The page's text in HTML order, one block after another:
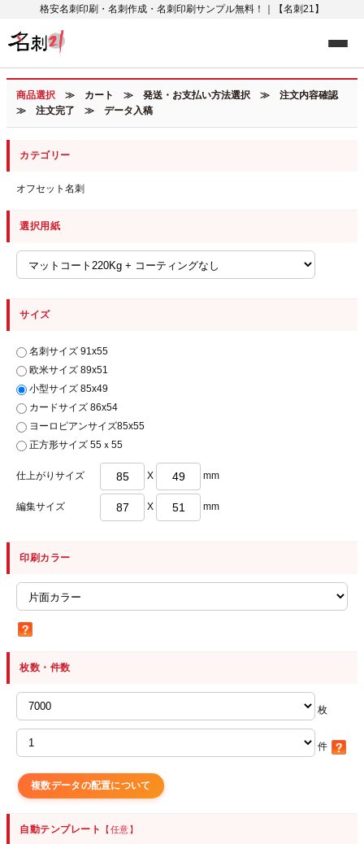
格安名刺印刷・名刺作成・名刺印刷サンプル無料！｜【名刺21】
商品選択 ≫ カート ≫ 発送・お支払い方法選択 ≫ 注文内容確認
≫ 注文完了 ≫ データ入稿
カテゴリー
オフセット名刺
選択用紙
サイズ
名刺サイズ 91x55
欧米サイズ 89x51
小型サイズ 85x49
カードサイズ 86x54
ヨーロピアンサイズ85x55
正方形サイズ 55ｘ55
仕上がりサイズ X mm
編集サイズ X mm
印刷カラー
枚数・件数
枚
件
複数データの配置について
自動テンプレート 【任意】